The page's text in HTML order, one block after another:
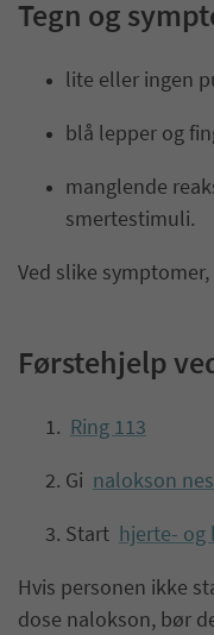
Tegn og
lite eller ingen
blå lepper og
manglende
smertestimuli.
Ved slike
Førstehjelp
Ring 113
Gi nalokson
Start hjerte- og
Hvis personen ikke
dose nalokson, bør